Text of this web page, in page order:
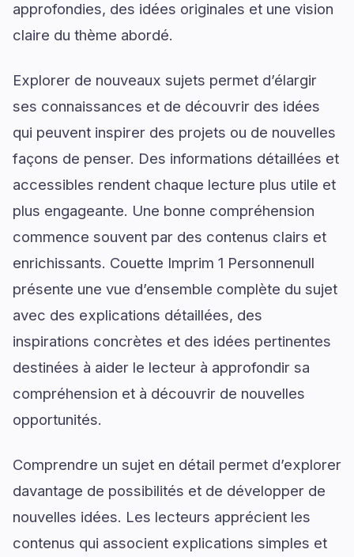
approfondies, des idées originales et une vision
claire du thème abordé.
Explorer de nouveaux sujets permet d’élargir
ses connaissances et de découvrir des idées
qui peuvent inspirer des projets ou de nouvelles
façons de penser. Des informations détaillées et
accessibles rendent chaque lecture plus utile et
plus engageante. Une bonne compréhension
commence souvent par des contenus clairs et
enrichissants. Couette Imprim 1 Personnenull
présente une vue d’ensemble complète du sujet
avec des explications détaillées, des
inspirations concrètes et des idées pertinentes
destinées à aider le lecteur à approfondir sa
compréhension et à découvrir de nouvelles
opportunités.
Comprendre un sujet en détail permet d’explorer
davantage de possibilités et de développer de
nouvelles idées. Les lecteurs apprécient les
contenus qui associent explications simples et